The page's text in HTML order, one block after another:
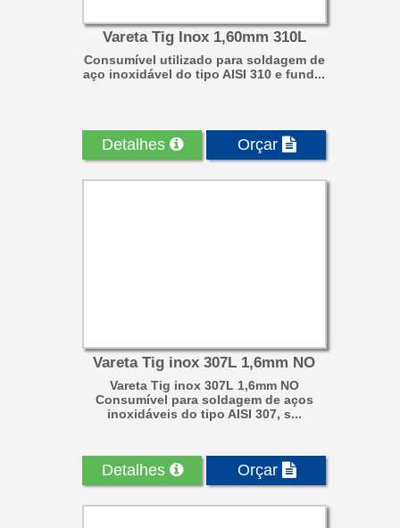
Vareta Tig Inox 1,60mm 310L
Consumível utilizado para soldagem de
aço inoxidável do tipo AISI 310 e fund...
Detalhes Orçar
Vareta Tig inox 307L 1,6mm NO
Vareta Tig inox 307L 1,6mm NO
Consumível para soldagem de aços
inoxidáveis do tipo AISI 307, s...
Detalhes Orçar